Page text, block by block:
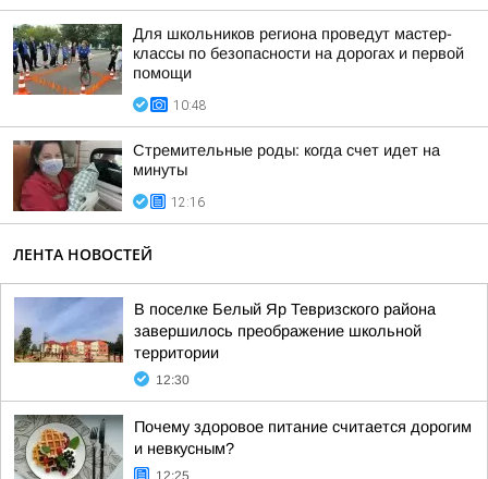
Для школьников региона проведут мастер-
классы по безопасности на дорогах и первой
помощи
10:48
Стремительные роды: когда счет идет на
минуты
12:16
ЛЕНТА НОВОСТЕЙ
В поселке Белый Яр Тевризского района
завершилось преображение школьной
территории
12:30
Почему здоровое питание считается дорогим
и невкусным?
12:25